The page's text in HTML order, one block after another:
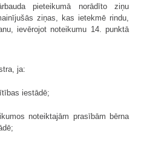
pieteikumā norādīto ziņu
ziņas, kas ietekmē rindu,
ievērojot noteikumu 14. punktā
ja:
iestādē;
noteiktajām prasībām bērna